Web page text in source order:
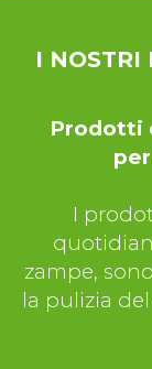
I NOSTRI
Prodotti
I
zampe,
la pulizia